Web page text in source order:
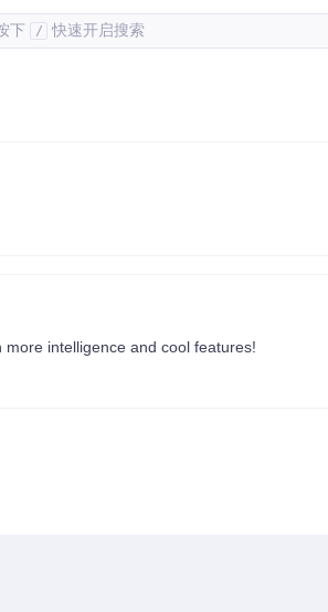
下 / 快速开启搜索
intelligence and cool features!